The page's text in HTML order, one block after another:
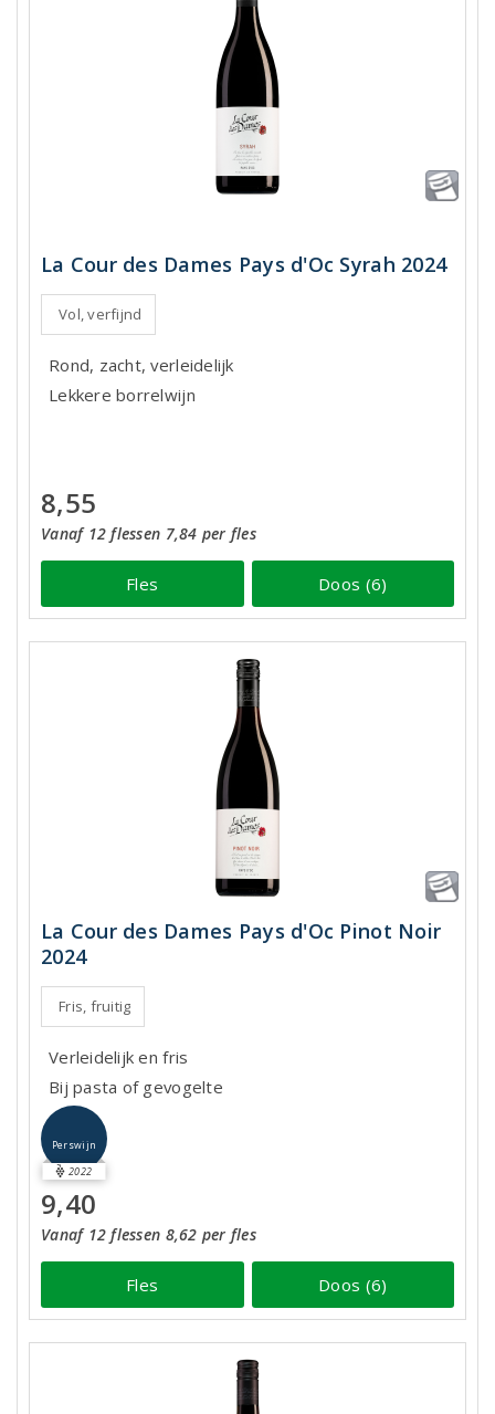
La Cour des Dames Pays d'Oc Syrah 2024
Vol, verfijnd
Rond, zacht, verleidelijk
Lekkere borrelwijn
8,55
Vanaf 12 flessen 7,84 per fles
Fles Doos (6)
La Cour des Dames Pays d'Oc Pinot Noir
2024
Fris, fruitig
Verleidelijk en fris
Bij pasta of gevogelte
Perswijn
2022
9,40
Vanaf 12 flessen 8,62 per fles
Fles Doos (6)